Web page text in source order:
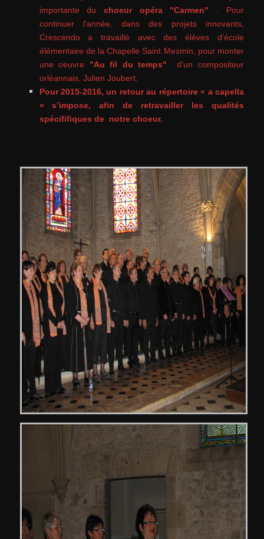
importante duchoeur opéra "Carmen" . Pour
continuer l'année, dans des projets innovants,
Crescendo a travaillé avec des élèves d'école
élémentaire de la Chapelle Saint Mesmin, pour monter
une oeuvre "Au fil du temps" d'un compositeur
orléannais, Julien Joubert.
Pour 2015-2016, un retour au répertoire « a capella
» s’impose, afin de retravailler les qualités
spécififiques de notre choeur.